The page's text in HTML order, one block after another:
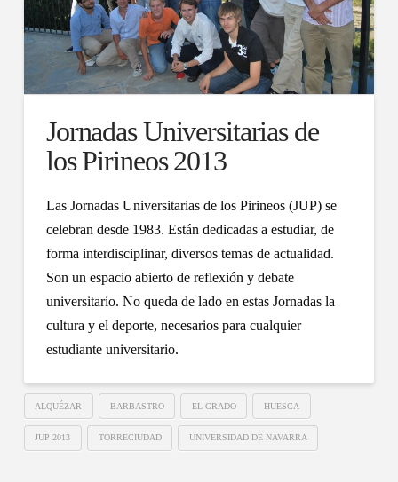
Jornadas Universitarias de
los Pirineos 2013
Las Jornadas Universitarias de los Pirineos (JUP) se
celebran desde 1983. Están dedicadas a estudiar, de
forma interdisciplinar, diversos temas de actualidad.
Son un espacio abierto de reflexión y debate
universitario. No queda de lado en estas Jornadas la
cultura y el deporte, necesarios para cualquier
estudiante universitario.
ALQUÉZAR BARBASTRO EL GRADO HUESCA
JUP 2013 TORRECIUDAD UNIVERSIDAD DE NAVARRA